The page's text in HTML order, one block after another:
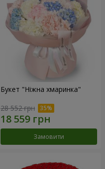
Букет "Ніжна хмаринка"
28 552 грн
Замовити